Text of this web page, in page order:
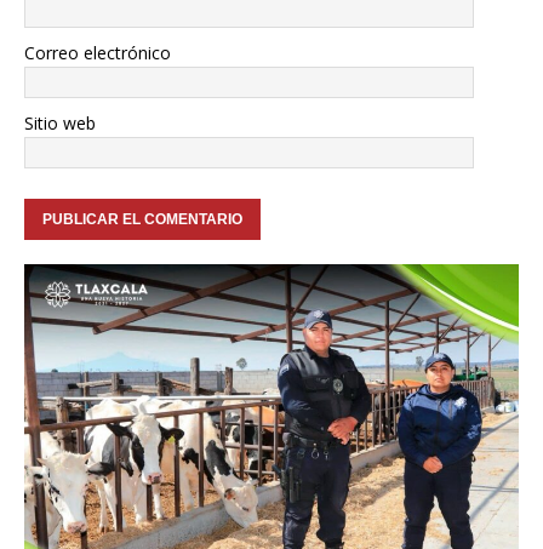
Correo electrónico
Sitio web